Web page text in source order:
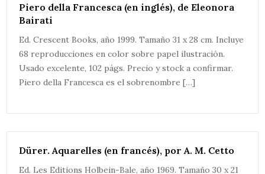
Piero della Francesca (en inglés), de Eleonora
Bairati
Ed. Crescent Books, año 1999. Tamaño 31 x 28 cm. Incluye
68 reproducciones en color sobre papel ilustración.
Usado excelente, 102 págs. Precio y stock a confirmar.
Piero della Francesca es el sobrenombre […]
Dürer. Aquarelles (en francés), por A. M. Cetto
Ed. Les Editions Holbein-Bale, año 1969. Tamaño 30 x 21